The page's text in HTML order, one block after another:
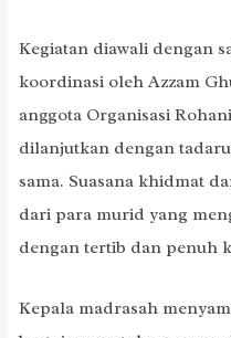
Kegiatan diawali dengan
koordinasi oleh Azzam
anggota Organisasi
dilanjutkan dengan
sama. Suasana khidmat
dari para murid yang
dengan tertib dan penuh
Kepala madrasah